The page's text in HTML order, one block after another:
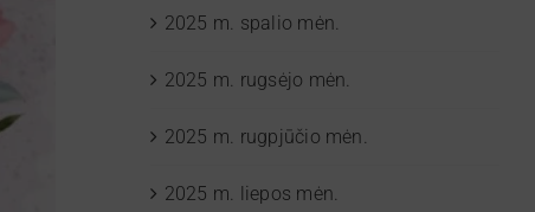
2025 m. spalio mėn.
2025 m. rugsėjo mėn.
2025 m. rugpjūčio mėn.
2025 m. liepos mėn.